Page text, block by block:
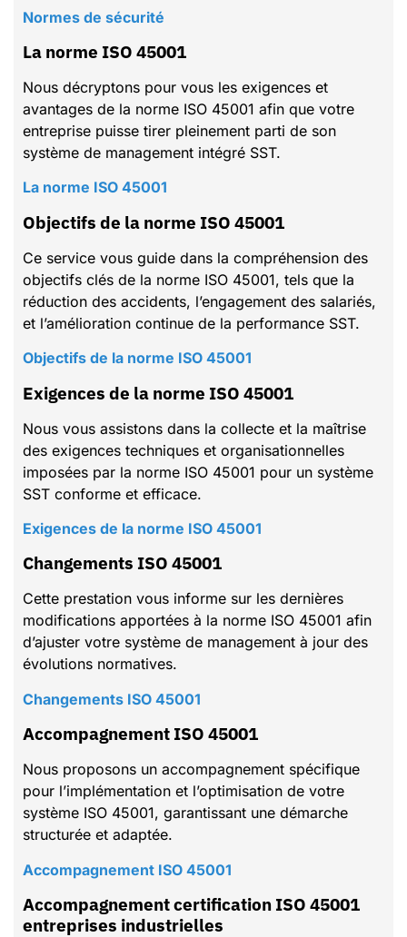
Normes de sécurité
La norme ISO 45001
Nous décryptons pour vous les exigences et
avantages de la norme ISO 45001 afin que votre
entreprise puisse tirer pleinement parti de son
système de management intégré SST.
La norme ISO 45001
Objectifs de la norme ISO 45001
Ce service vous guide dans la compréhension des
objectifs clés de la norme ISO 45001, tels que la
réduction des accidents, l’engagement des salariés,
et l’amélioration continue de la performance SST.
Objectifs de la norme ISO 45001
Exigences de la norme ISO 45001
Nous vous assistons dans la collecte et la maîtrise
des exigences techniques et organisationnelles
imposées par la norme ISO 45001 pour un système
SST conforme et efficace.
Exigences de la norme ISO 45001
Changements ISO 45001
Cette prestation vous informe sur les dernières
modifications apportées à la norme ISO 45001 afin
d’ajuster votre système de management à jour des
évolutions normatives.
Changements ISO 45001
Accompagnement ISO 45001
Nous proposons un accompagnement spécifique
pour l’implémentation et l’optimisation de votre
système ISO 45001, garantissant une démarche
structurée et adaptée.
Accompagnement ISO 45001
Accompagnement certification ISO 45001
entreprises industrielles